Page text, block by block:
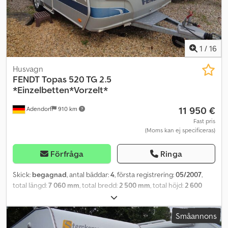
zonsmadrass av klimatreglerande material * Förvaringslucka fram
på höger sida 560x1150 * Förvaringslucka bak på höger sida
749x297 mm * Uppgradering till 1 700 kg * Professionellt
reparerad fuktskada i framdelen av Dethleffs (inom ramen för
täthetsgarantin) ---- ----Ändringar, mellanförsäljning och
felaktigheter förbehålls! ----skapat med SYSCARA
1 / 16
Adendorf 910 km
Husvagn
FENDTTopas 520 TG 2.5
*Einzelbetten*Vorzelt*
11 950 €
Fast pris
(Moms kan ej specificeras)
Förfråga Ringa
Skick: begagnad, antal bäddar:4, första registrering:05/2007,
total längd:7 060 mm , total bredd: 2 500 mm , total höjd: 2 600
, totalvikt:
badrum, parkeringsvärmare, Du kan nå oss måndag till fredag
mellan 09:00 och 18:00! Och på lördagar mellan 09:00 och 16:00!
Småannons